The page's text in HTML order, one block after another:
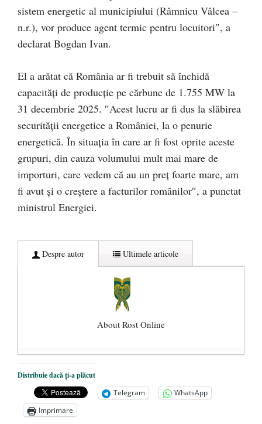
sistem energetic al municipiului (Râmnicu Vâlcea –
n.r.), vor produce agent termic pentru locuitori″, a
declarat Bogdan Ivan.
El a arătat că România ar fi trebuit să închidă
capacități de producție pe cărbune de 1.755 MW la
31 decembrie 2025. ″Acest lucru ar fi dus la slăbirea
securității energetice a României, la o penurie
energetică. În situația în care ar fi fost oprite aceste
grupuri, din cauza volumului mult mai mare de
importuri, care vedem că au un preț foarte mare, am
fi avut și o creștere a facturilor românilor″, a punctat
ministrul Energiei.
Despre autor Ultimele articole
About Rost Online
Dezvăluiri cutremurătoare despre
președintele Ucrainei, Volodymyr
Zelensky
- 13 mai 2026
Statul care servește Națiunea
Distribuie dacă ți-a plăcut
Telegram
WhatsApp
Imprimare